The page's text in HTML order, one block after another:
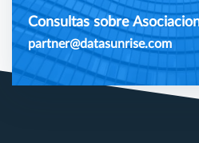
Consultas sobre
partner@datasunrise.com